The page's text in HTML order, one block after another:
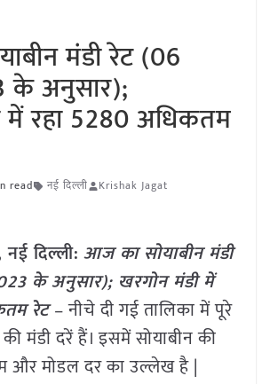
मंडी रेट (06
के अनुसार);
में रहा 5280 अधिकतम
read नई दिल्ली Krishak Jagat
दिल्ली: आज का सोयाबीन मंडी
के अनुसार); खरगोन मंडी में
रेट– नीचे दी गई तालिका में पूरे
मंडी दरें हैं। इसमें सोयाबीन की
और मोडल दर का उल्लेख है |